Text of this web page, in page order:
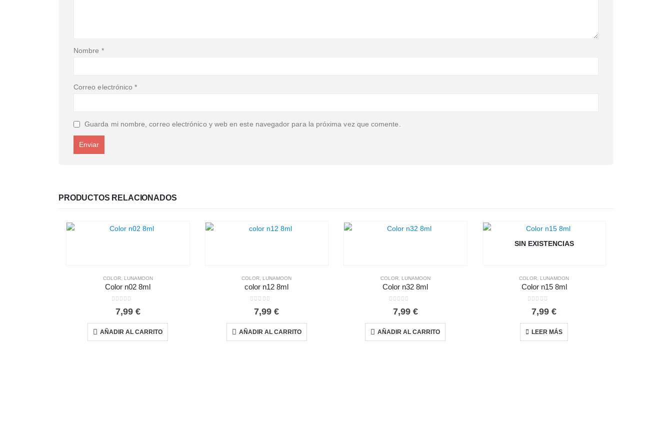
Nombre *
Correo electrónico*
Guarda mi nombre, correo electrónico y web en este navegador para la próxima vez que comente.
PRODUCTOS RELACIONADOS
COLOR, LUNAMOON
Color n02 8ml
7,99 €
AÑADIR AL CARRITO
COLOR, LUNAMOON
color n12 8ml
7,99€
AÑADIR AL CARRITO
COLOR, LUNAMOON
Color n32 8ml
7,99 €
AÑADIR AL CARRITO
SIN EXISTENCIAS
COLOR, LUNAMOON
Color n15 8ml
7,99€
LEER MÁS